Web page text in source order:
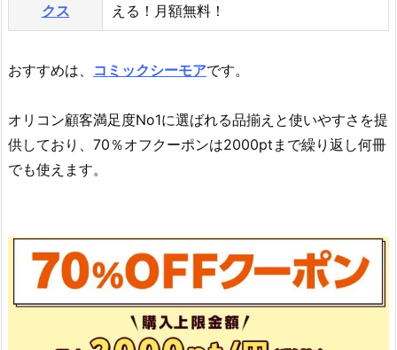
クス
える！月額無料！
おすすめは、 コミックシーモアです。
オリコン顧客満足度No1に選ばれる品揃えと使いやすさを提
供しており、70％オフクーポンは2000ptまで繰り返し何冊
でも使えます。